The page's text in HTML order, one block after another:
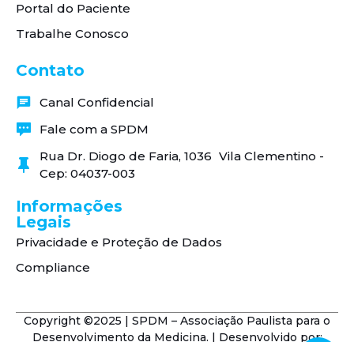
Portal do Paciente
Trabalhe Conosco
Contato
Canal Confidencial
Fale com a SPDM
Rua Dr. Diogo de Faria, 1036 Vila Clementino -
Cep: 04037-003
Informações
Legais
Privacidade e Proteção de Dados
Compliance
Copyright ©2025 | SPDM – Associação Paulista para o
Desenvolvimento da Medicina. | Desenvolvido por: